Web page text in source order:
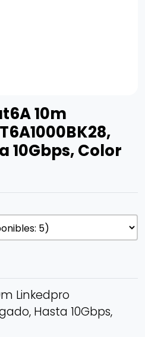
10m
10Gbps, Color
Linkedpro
Hasta 10Gbps,